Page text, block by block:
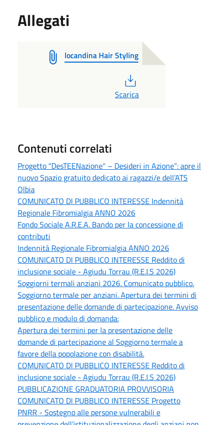
Allegati
locandina Hair Styling
Scarica
Contenuti correlati
Progetto “DesTEENazione" – Desideri in Azione”: apre il
nuovo Spazio gratuito dedicato ai ragazzi/e dell’ATS
Olbia
COMUNICATO DI PUBBLICO INTERESSE Indennità
Regionale Fibromialgia ANNO 2026
Fondo Sociale A.R.E.A. Bando per la concessione di
contributi
Indennità Regionale Fibromialgia ANNO 2026
COMUNICATO DI PUBBLICO INTERESSE Reddito di
inclusione sociale - Agiudu Torrau (R.E.I.S 2026)
Soggiorni termali anziani 2026. Comunicato pubblico.
Soggiorno termale per anziani. Apertura dei termini di
presentazione delle domande di partecipazione. Avviso
pubblico e modulo di domanda:
Apertura dei termini per la presentazione delle
domande di partecipazione al Soggiorno termale a
favore della popolazione con disabilità.
COMUNICATO DI PUBBLICO INTERESSE Reddito di
inclusione sociale - Agiudu Torrau (R.E.I.S 2026)
PUBBLICAZIONE GRADUATORIA PROVVISORIA
COMUNICATO DI PUBBLICO INTERESSE Progetto
PNRR - Sostegno alle persone vulnerabili e